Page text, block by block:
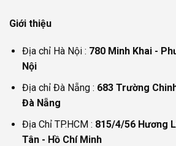
Giới thiệu
Địa chỉ Hà Nội : 780 Minh Khai -
Nội
Địa chỉ Đà Nẵng : 683 Trường
Đà Nẵng
Địa Chỉ TP.HCM : 815/4/56 Hương
Tân - Hồ Chí Minh